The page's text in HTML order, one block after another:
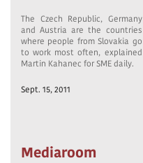
The Czech Republic, Germany
and Austria are the countries
where people from Slovakia go
to work most often, explained
Martin Kahanec for SME daily.
Sept. 15, 2011
Mediaroom